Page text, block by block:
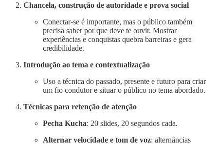
Chancela, construção de autoridade e prova social
Conectar-se é importante, mas o público também
precisa saber por que deve te ouvir. Mostrar
experiências e conquistas quebra barreiras e gera
credibilidade.
Introdução ao tema e contextualização
Uso a técnica do passado, presente e futuro para criar
um fio condutor e situar o público no tema abordado.
Técnicas para retenção de atenção
Pecha Kucha: 20 slides, 20 segundos cada.
Alternar velocidade e tom de voz: alternâncias